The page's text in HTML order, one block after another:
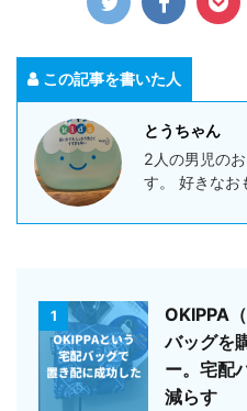
この記事を書いた人
とうちゃん
2人の男児の
す。 好きなお
1
OKIPPA
バッグを
ー。宅配
減らす